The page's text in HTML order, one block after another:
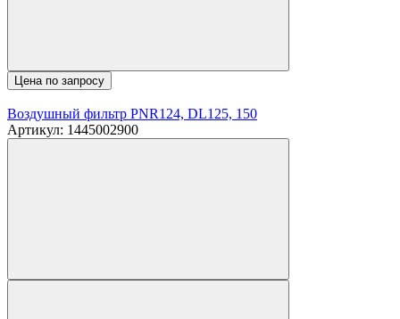
Цена по запросу
Воздушный фильтр PNR124, DL125, 150
Артикул: 1445002900